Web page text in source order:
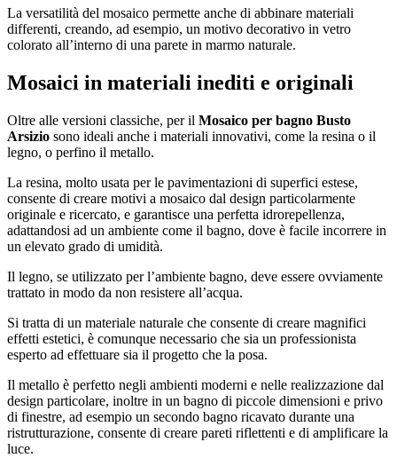
La versatilità del mosaico permette anche di abbinare materiali
differenti, creando, ad esempio, un motivo decorativo in vetro
colorato all’interno di una parete in marmo naturale.
Mosaici in materiali inediti e originali
Oltre alle versioni classiche, per il Mosaico per bagno Busto
Arsizio sono ideali anche i materiali innovativi, come la resina o il
legno, o perfino il metallo.
La resina, molto usata per le pavimentazioni di superfici estese,
consente di creare motivi a mosaico dal design particolarmente
originale e ricercato, e garantisce una perfetta idrorepellenza,
adattandosi ad un ambiente come il bagno, dove è facile incorrere in
un elevato grado di umidità.
Il legno, se utilizzato per l’ambiente bagno, deve essere ovviamente
trattato in modo da non resistere all’acqua.
Si tratta di un materiale naturale che consente di creare magnifici
effetti estetici, è comunque necessario che sia un professionista
esperto ad effettuare sia il progetto che la posa.
Il metallo è perfetto negli ambienti moderni e nelle realizzazione dal
design particolare, inoltre in un bagno di piccole dimensioni e privo
di finestre, ad esempio un secondo bagno ricavato durante una
ristrutturazione, consente di creare pareti riflettenti e di amplificare la
luce.